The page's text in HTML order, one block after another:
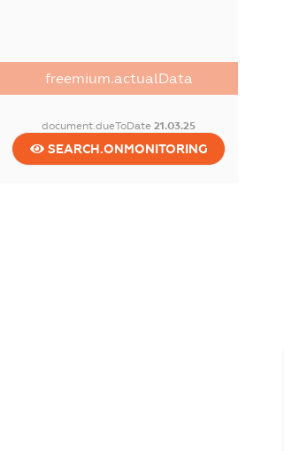
freemium.actualData
document.dueToDate21.03.25
SEARCH.ONMONITORING